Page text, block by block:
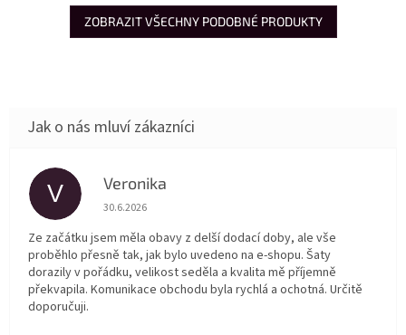
ZOBRAZIT VŠECHNY PODOBNÉ PRODUKTY
V Veronika
Hodnocení obchodu je 5 z 5 hvězdiček.
30.6.2026
Ze začátku jsem měla obavy z delší dodací doby, ale vše
proběhlo přesně tak, jak bylo uvedeno na e-shopu. Šaty
dorazily v pořádku, velikost seděla a kvalita mě příjemně
překvapila. Komunikace obchodu byla rychlá a ochotná. Určitě
doporučuji.